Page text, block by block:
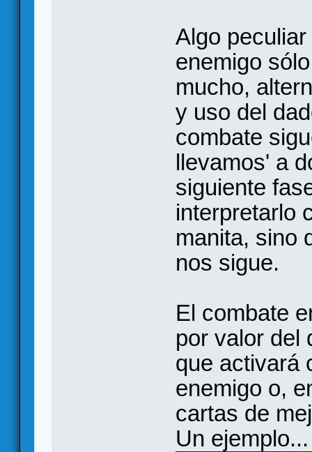
Algo
enemigo
mucho,
y uso del
combate
llevamos' a
siguiente
interpretarlo
manita, sino
nos sigue.
El combate
por valor del
que activará
enemigo o,
cartas de
Un ejemplo...